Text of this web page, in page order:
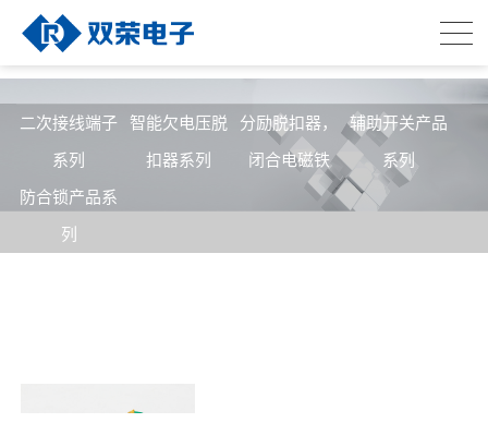
二次接线端子
系列
智能欠电压脱
扣器系列
分励脱扣器，
闭合电磁铁
辅助开关产品
系列
防合锁产品系
列